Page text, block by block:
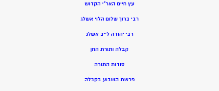
עץ חיים האר”י הקדוש
רבי ברוך שלום הלוי אשלג
רבי יהודה לייב אשלג
קבלה ותורת החן
סודות התורה
פרשת השבוע בקבלה